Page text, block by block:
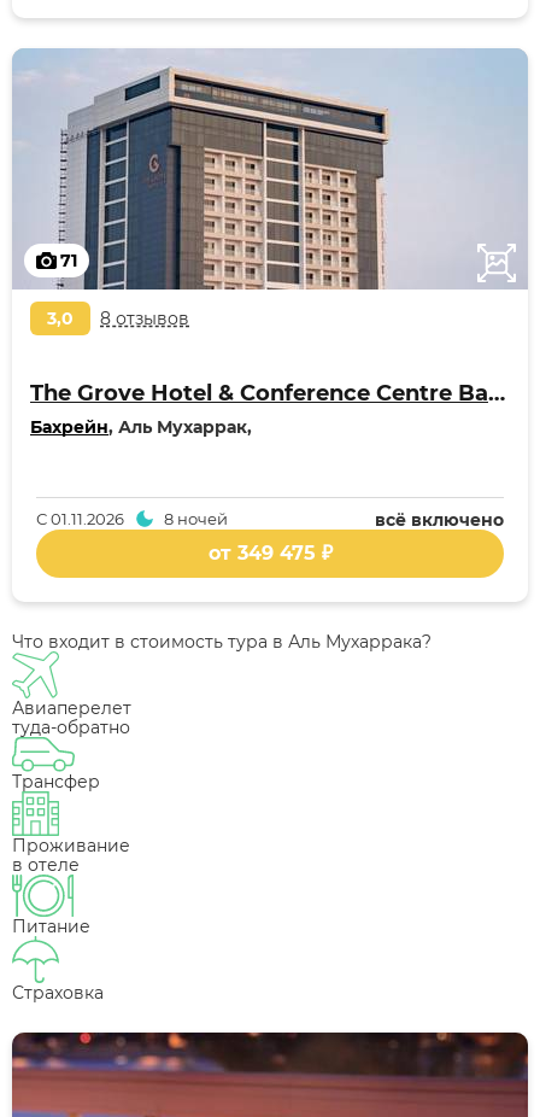
71
3,0 8 отзывов
The Grove Hotel & Conference Centre Bahrain
Бахрейн, Аль Мухаррак,
всё включено
С01.11.2026 8 ночей
от 349 475 ₽
Что входит в стоимость тура в Аль Мухаррака?
Авиаперелет
туда-обратно
Трансфер
Проживание
в отеле
Питание
Страховка